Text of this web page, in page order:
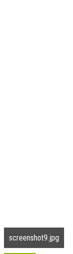
screenshot9.jpg